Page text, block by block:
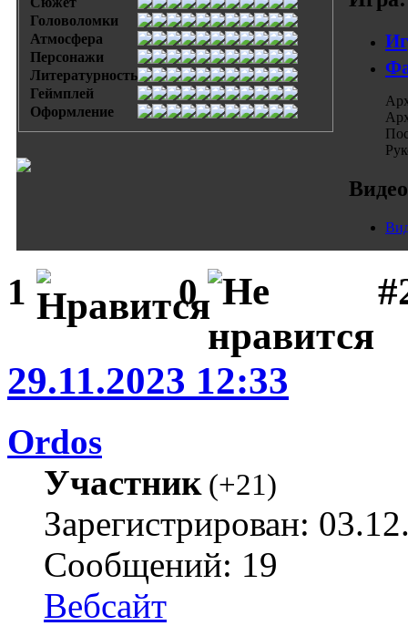
Головоломки
Атмосфера
Персонажи
Литературность
Геймплей
Оформление
1 0
29.11.2023 12:33
Ordos
Участник(+21)
Зарегистрирован:
Сообщений: 19
Вебсайт